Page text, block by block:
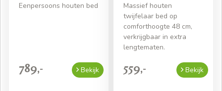
Eenpersoons houten bed
789,- Bekijk
Massief houten
twijfelaar bed op
comforthoogte 48 cm,
verkrijgbaar in extra
lengtematen.
559,- Bekijk